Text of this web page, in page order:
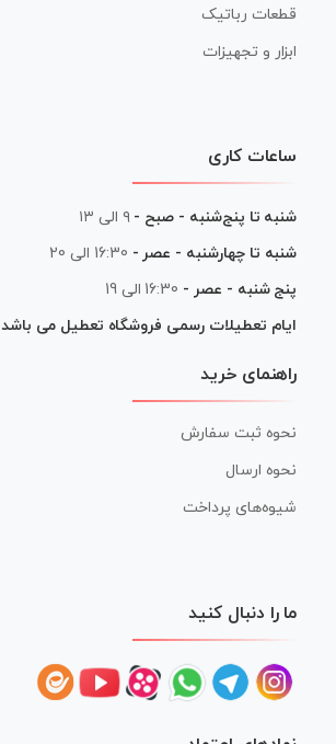
قطعات رباتیک
ابزار و تجهیزات
ساعات کاری
شنبه تا پنج‌شنبه - صبح - ۹ الی ۱۳
شنبه تا چهارشنبه - عصر - 16:30 الی 20
پنج شنبه - عصر - 16:30 الی 19
ایام تعطیلات رسمی فروشگاه تعطیل می باشد
راهنمای خرید
نحوه ثبت سفارش
نحوه ارسال
شیوه‌های پرداخت
ما را دنبال کنید